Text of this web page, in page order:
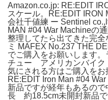
Amazon.co.jp: RE:EDIT
スケール。RE:EDIT IRON
会社千値練 ー Sentinel
MAN #04 War Machineの
整理してたら出てきた完
ミ MAFEX No.237 THE
でご購入をお願いします
チュー アメリカンバイ
気にされる方はご購入を
RE:EDIT Iron Man #04
新品ですが経年もあるの
長 約18.5cm未開封新品で